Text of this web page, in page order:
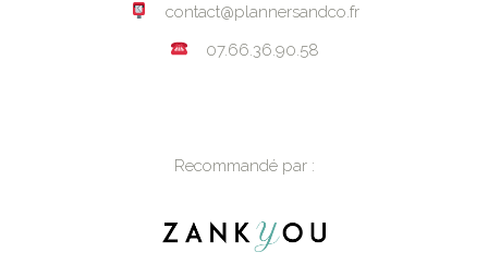
contact@plannersandco.fr
07.66.36.90.58
Recommandé par :